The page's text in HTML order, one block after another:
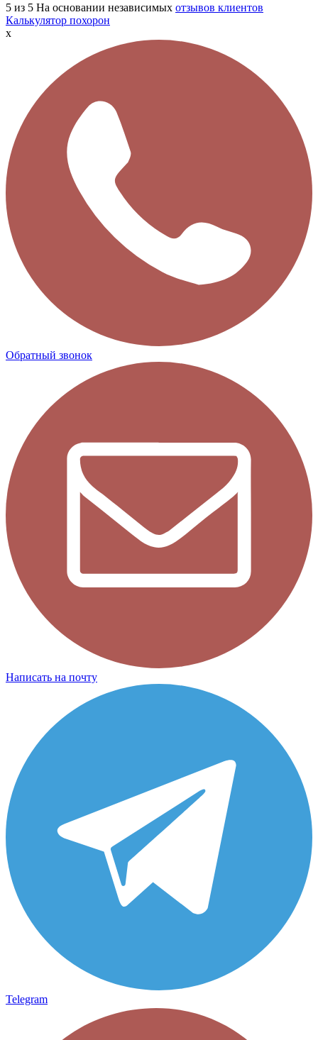
5 из 5 На основании независимых отзывов клиентов
Калькулятор похорон
x
Обратный звонок
Написать на почту
Telegram